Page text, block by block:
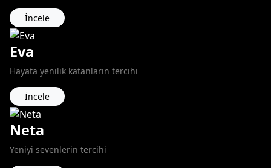
İncele
Eva
Hayata yenilik katanların tercihi
İncele
Neta
Yeniyi sevenlerin tercihi